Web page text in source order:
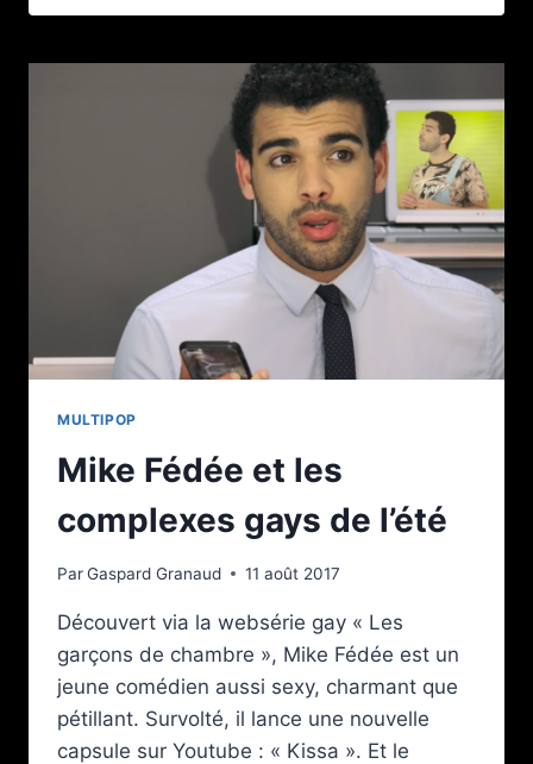
GAY
« THE
MINE »
MULTIPOP
Mike Fédée et les
complexes gays de l’été
ParGaspard Granaud 11 août 2017
Découvert via la websérie gay « Les
garçons de chambre », Mike Fédée est un
jeune comédien aussi sexy, charmant que
pétillant. Survolté, il lance une nouvelle
capsule sur Youtube : « Kissa ». Et le